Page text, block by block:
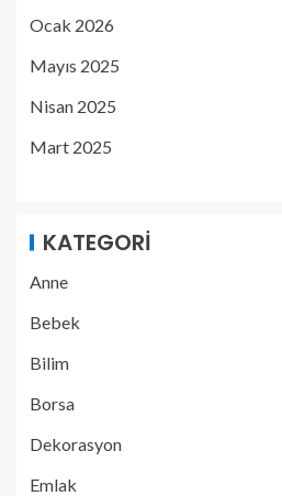
Ocak 2026
Mayıs 2025
Nisan 2025
Mart 2025
KATEGORI
Anne
Bebek
Bilim
Borsa
Dekorasyon
Emlak